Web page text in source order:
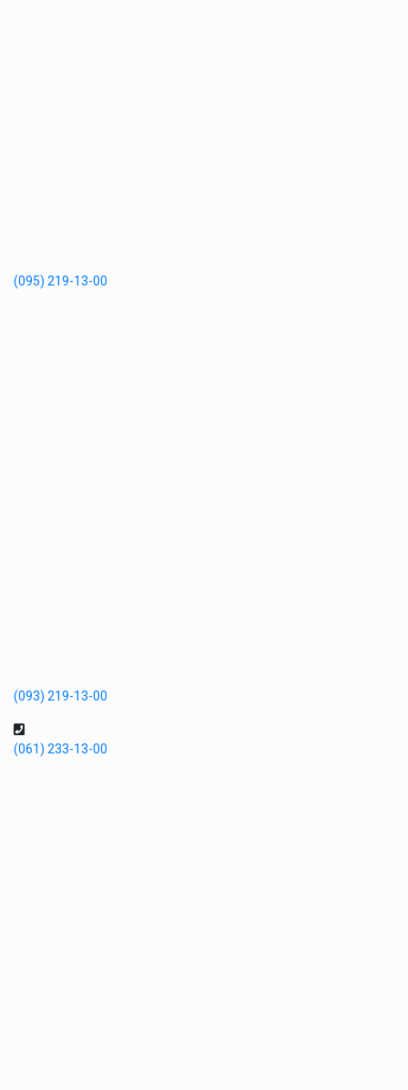
(095) 219-13-00
(093) 219-13-00
(061) 233-13-00